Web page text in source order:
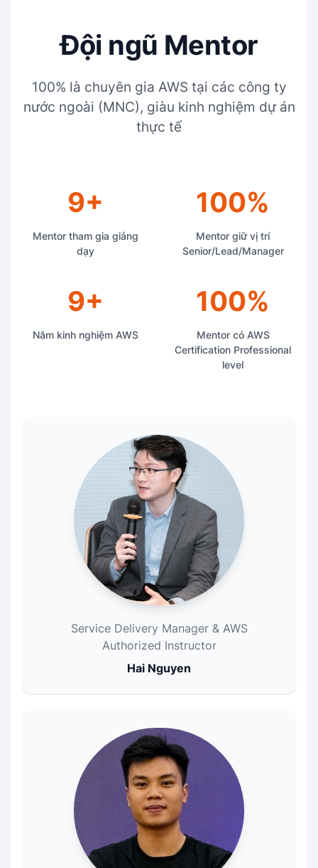
Đội ngũ Mentor
100% là chuyên gia AWS tại các công ty
nước ngoài (MNC), giàu kinh nghiệm dự án
thực tế
9+
Mentor tham gia giảng
dạy
100%
Mentor giữ vị trí
Senior/Lead/Manager
9+
Năm kinh nghiệm AWS
100%
Mentor có AWS
Certification Professional
level
Service Delivery Manager & AWS
Authorized Instructor
Hai Nguyen